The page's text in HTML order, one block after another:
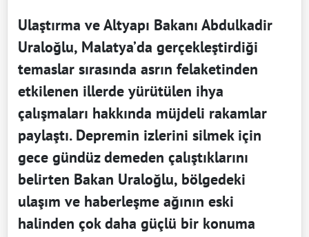
Ulaştırma ve Altyapı Bakanı Abdulkadir
Uraloğlu, Malatya’da gerçekleştirdiği
temaslar sırasında asrın felaketinden
etkilenen illerde yürütülen ihya
çalışmaları hakkında müjdeli rakamlar
paylaştı. Depremin izlerini silmek için
gece gündüz demeden çalıştıklarını
belirten Bakan Uraloğlu, bölgedeki
ulaşım ve haberleşme ağının eski
halinden çok daha güçlü bir konuma